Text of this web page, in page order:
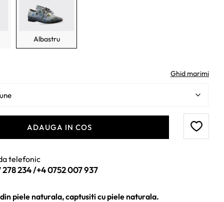
Albastru
Ghid marimi
ADAUGA IN COS
telefonic
278 234/+4 0752 007 937
piele naturala, captusiti cu piele naturala.